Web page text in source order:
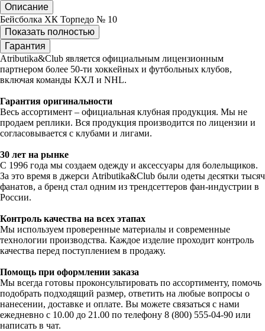
Описание
Бейсболка ХК Торпедо № 10
Показать полностью
Гарантия
Atributika&Club является официальным лицензионным
партнером более 50-ти хоккейных и футбольных клубов,
включая команды КХЛ и NHL.
Гарантия оригинальности
Весь ассортимент – официальная клубная продукция. Мы не
продаем реплики. Вся продукция производится по лицензии и
согласовывается с клубами и лигами.
30 лет на рынке
С 1996 года мы создаем одежду и аксессуары для болельщиков.
За это время в джерси Atributika&Club были одеты десятки тысяч
фанатов, а бренд стал одним из трендсеттеров фан-индустрии в
России.
Контроль качества на всех этапах
Мы используем проверенные материалы и современные
технологии производства. Каждое изделие проходит контроль
качества перед поступлением в продажу.
Помощь при оформлении заказа
Мы всегда готовы проконсультировать по ассортименту, помочь
подобрать подходящий размер, ответить на любые вопросы о
нанесении, доставке и оплате. Вы можете связаться с нами
ежедневно с 10.00 до 21.00 по телефону 8 (800) 555-04-90 или
написать в чат.